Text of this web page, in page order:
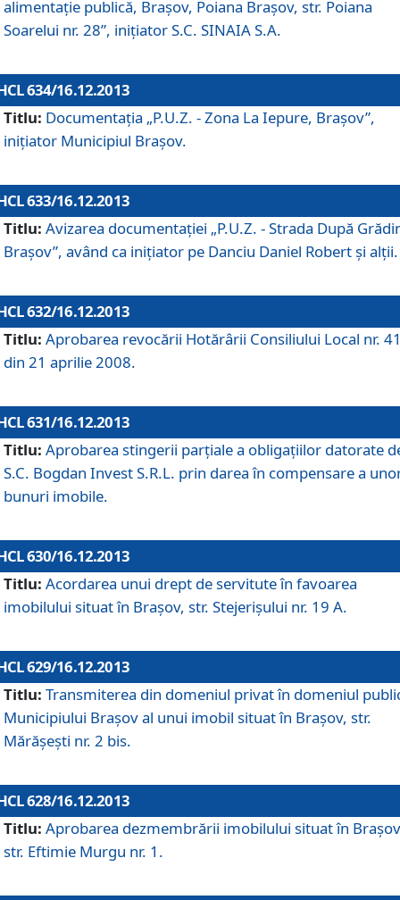
alimentaţie publică, Braşov, Poiana Braşov, str. Poiana
Soarelui nr. 28”, iniţiator S.C. SINAIA S.A.
634/16.12.2013
Titlu: Documentaţia „P.U.Z. - Zona La Iepure, Braşov”,
iniţiator Municipiul Braşov.
633/16.12.2013
Titlu: Avizarea documentaţiei „P.U.Z. - Strada După
Braşov”, având ca iniţiator pe Danciu Daniel Robert şi alţii.
632/16.12.2013
Titlu: Aprobarea revocării Hotărârii Consiliului Local nr.
din 21 aprilie 2008.
631/16.12.2013
Titlu: Aprobarea stingerii parţiale a obligaţiilor datorate
S.C. Bogdan Invest S.R.L. prin darea în compensare a
bunuri imobile.
630/16.12.2013
Titlu: Acordarea unui drept de servitute în favoarea
imobilului situat în Braşov, str. Stejerişului nr. 19 A.
629/16.12.2013
Titlu: Transmiterea din domeniul privat în domeniul
Municipiului Braşov al unui imobil situat în Braşov, str.
Mărăşeşti nr. 2 bis.
628/16.12.2013
Titlu: Aprobarea dezmembrării imobilului situat în
str. Eftimie Murgu nr. 1.